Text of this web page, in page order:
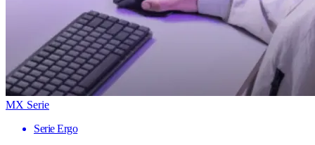
MX Serie
Serie Ergo